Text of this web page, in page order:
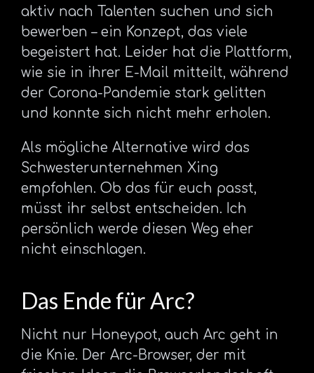
aktiv nach Talenten suchen und sich
bewerben – ein Konzept, das viele
begeistert hat. Leider hat die Plattform,
wie sie in ihrer E-Mail mitteilt, während
der Corona-Pandemie stark gelitten
und konnte sich nicht mehr erholen.
Als mögliche Alternative wird das
Schwesterunternehmen Xing
empfohlen. Ob das für euch passt,
müsst ihr selbst entscheiden. Ich
persönlich werde diesen Weg eher
nicht einschlagen.
Das Ende für Arc?
Nicht nur Honeypot, auch Arc geht in
die Knie. Der Arc-Browser, der mit